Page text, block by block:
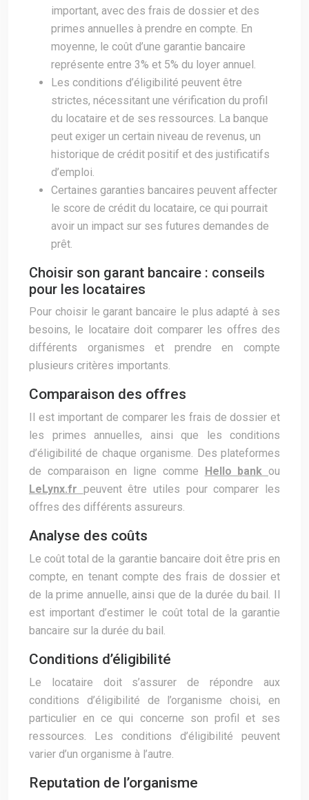
important, avec des frais de dossier et des
primes annuelles à prendre en compte. En
moyenne, le coût d’une garantie bancaire
représente entre 3% et 5% du loyer annuel.
Les conditions d’éligibilité peuvent être
strictes, nécessitant une vérification du profil
du locataire et de ses ressources. La banque
peut exiger un certain niveau de revenus, un
historique de crédit positif et des justificatifs
d’emploi.
Certaines garanties bancaires peuvent affecter
le score de crédit du locataire, ce qui pourrait
avoir un impact sur ses futures demandes de
prêt.
Choisir son garant bancaire : conseils
pour les locataires
Pour choisir le garant bancaire le plus adapté à ses
besoins, le locataire doit comparer les offres des
différents organismes et prendre en compte
plusieurs critères importants.
Comparaison des offres
Il est important de comparer les frais de dossier et
les primes annuelles, ainsi que les conditions
d’éligibilité de chaque organisme. Des plateformes
de comparaison en ligne comme Hello bankou
LeLynx.fr peuvent être utiles pour comparer les
offres des différents assureurs.
Analyse des coûts
Le coût total de la garantie bancaire doit être pris en
compte, en tenant compte des frais de dossier et
de la prime annuelle, ainsi que de la durée du bail. Il
est important d’estimer le coût total de la garantie
bancaire sur la durée du bail.
Conditions d’éligibilité
Le locataire doit s’assurer de répondre aux
conditions d’éligibilité de l’organisme choisi, en
particulier en ce qui concerne son profil et ses
ressources. Les conditions d’éligibilité peuvent
varier d’un organisme à l’autre.
Reputation de l’organisme